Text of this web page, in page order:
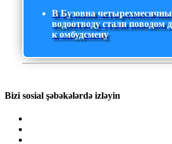
В Бузовна
водоотводу стали поводом
к омбудсмену
Bizi sosial şəbəkələrdə izləyin